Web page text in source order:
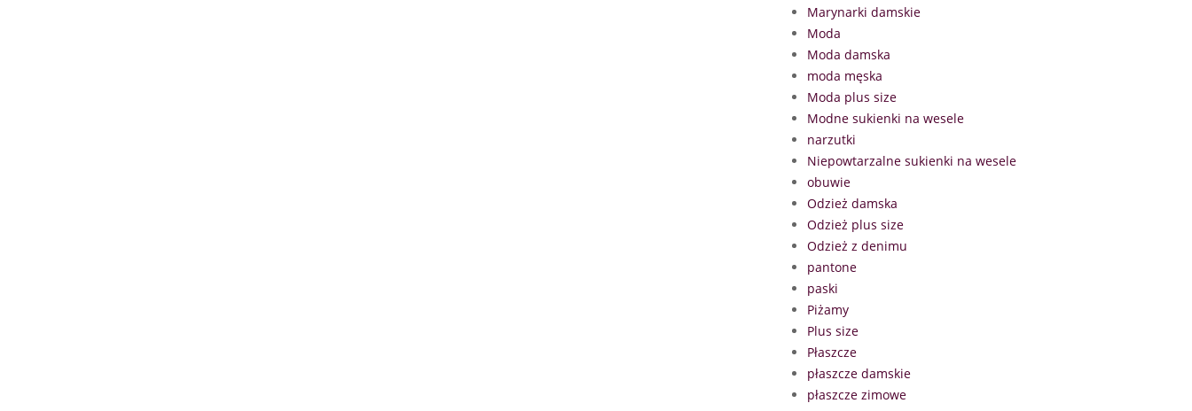
Marynarki damskie
Moda
Moda damska
moda męska
Moda plus size
Modne sukienki na wesele
narzutki
Niepowtarzalne sukienki na wesele
obuwie
Odzież damska
Odzież plus size
Odzież z denimu
pantone
paski
Piżamy
Plus size
Płaszcze
płaszcze damskie
płaszcze zimowe